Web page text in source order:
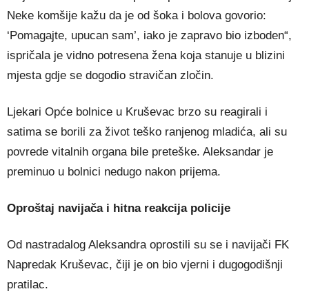
Neke komšije kažu da je od šoka i bolova govorio:
‘Pomagajte, upucan sam’, iako je zapravo bio izboden“,
ispričala je vidno potresena žena koja stanuje u blizini
mjesta gdje se dogodio stravičan zločin.
Ljekari Opće bolnice u Kruševac brzo su reagirali i
satima se borili za život teško ranjenog mladića, ali su
povrede vitalnih organa bile preteške. Aleksandar je
preminuo u bolnici nedugo nakon prijema.
Oproštaj navijača i hitna reakcija policije
Od nastradalog Aleksandra oprostili su se i navijači FK
Napredak Kruševac, čiji je on bio vjerni i dugogodišnji
pratilac.